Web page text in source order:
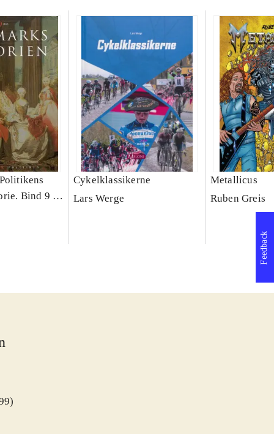
Bind 9 :
Cykelklassikerne
Lars Werge
Metallicus
Ruben Greis
Feedback